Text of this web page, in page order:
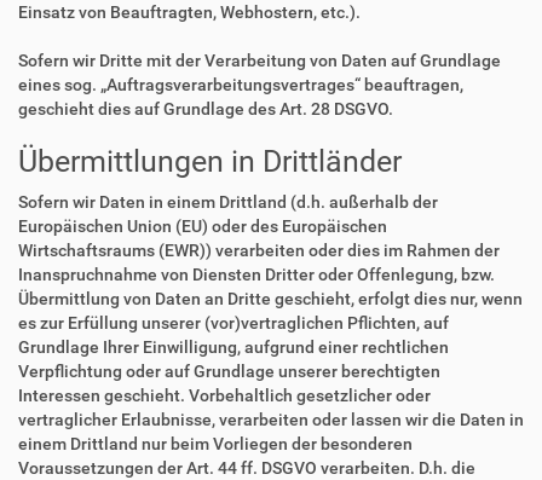
Einsatz von Beauftragten, Webhostern, etc.).
Sofern wir Dritte mit der Verarbeitung von Daten auf Grundlage
eines sog. „Auftragsverarbeitungsvertrages“ beauftragen,
geschieht dies auf Grundlage des Art. 28 DSGVO.
Übermittlungen in Drittländer
Sofern wir Daten in einem Drittland (d.h. außerhalb der
Europäischen Union (EU) oder des Europäischen
Wirtschaftsraums (EWR)) verarbeiten oder dies im Rahmen der
Inanspruchnahme von Diensten Dritter oder Offenlegung, bzw.
Übermittlung von Daten an Dritte geschieht, erfolgt dies nur, wenn
es zur Erfüllung unserer (vor)vertraglichen Pflichten, auf
Grundlage Ihrer Einwilligung, aufgrund einer rechtlichen
Verpflichtung oder auf Grundlage unserer berechtigten
Interessen geschieht. Vorbehaltlich gesetzlicher oder
vertraglicher Erlaubnisse, verarbeiten oder lassen wir die Daten in
einem Drittland nur beim Vorliegen der besonderen
Voraussetzungen der Art. 44 ff. DSGVO verarbeiten. D.h. die